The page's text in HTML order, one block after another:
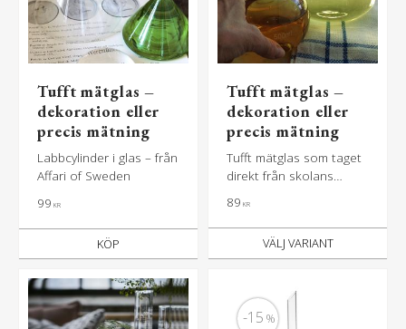
Tufft mätglas –
dekoration eller
precis mätning
Labbcylinder i glas – från
Affari of Sweden
99 KR
KÖP
Tufft mätglas –
dekoration eller
precis mätning
Tufft mätglas som taget
direkt från skolans
89 KR
15 %